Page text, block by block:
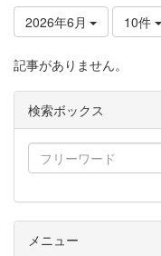
2026年6月 10件
記事がありません。
検索ボックス
メニュー